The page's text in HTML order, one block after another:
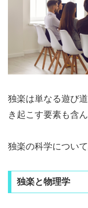
独楽は単なる遊び
き起こす要素も含ん
独楽の科学につい
独楽と物理学